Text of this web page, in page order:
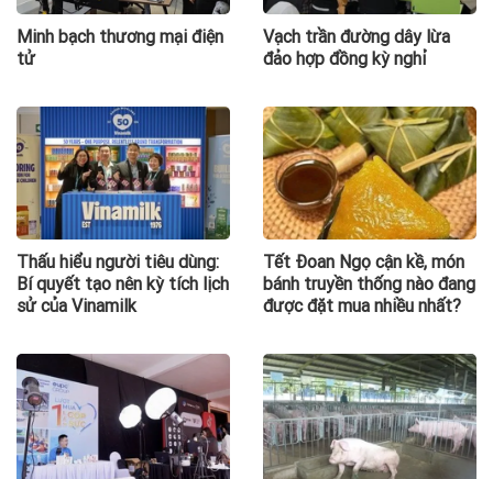
Minh bạch thương mại điện
tử
Vạch trần đường dây lừa
đảo hợp đồng kỳ nghỉ
Thấu hiểu người tiêu dùng:
Bí quyết tạo nên kỳ tích lịch
sử của Vinamilk
Tết Đoan Ngọ cận kề, món
bánh truyền thống nào đang
được đặt mua nhiều nhất?